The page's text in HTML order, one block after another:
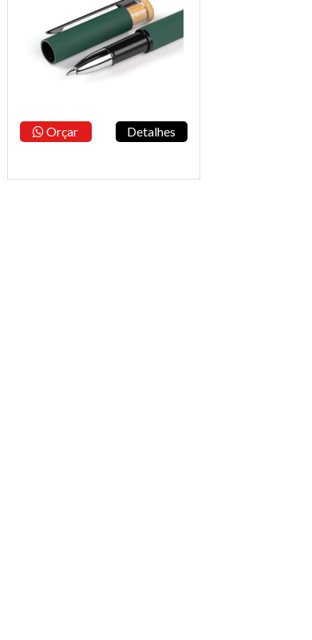
Orçar Detalhes